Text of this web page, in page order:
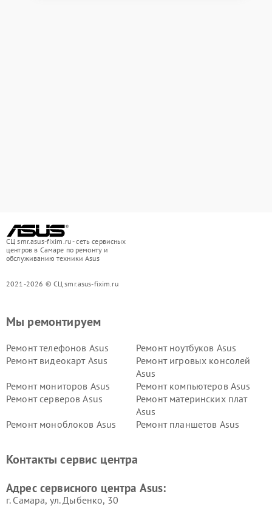
СЦ smr.asus-fixim.ru - сеть сервисных
центров в Самаре по ремонту и
обслуживанию техники Asus
2021-2026 © СЦ smr.asus-fixim.ru
Мы ремонтируем
Ремонт телефонов Asus
Ремонт ноутбуков Asus
Ремонт видеокарт Asus
Ремонт игровых консолей
Asus
Ремонт мониторов Asus
Ремонт компьютеров Asus
Ремонт серверов Asus
Ремонт материнских плат
Asus
Ремонт моноблоков Asus
Ремонт планшетов Asus
Контакты сервис центра
Адрес сервисного центра Asus:
г. Самара, ул. Дыбенко, 30